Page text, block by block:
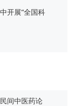
开展“全国科
间中医药论